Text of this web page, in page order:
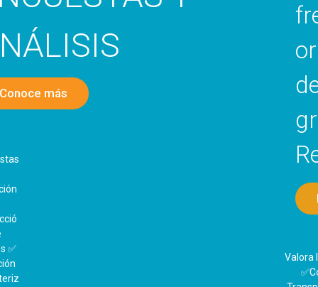
frente a la gestión y
organización de las
dependencias, unidades y